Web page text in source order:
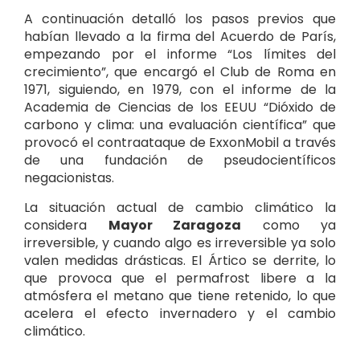
A continuación detalló los pasos previos que
habían llevado a la firma del Acuerdo de París,
empezando por el informe “Los límites del
crecimiento”, que encargó el Club de Roma en
1971, siguiendo, en 1979, con el informe de la
Academia de Ciencias de los EEUU “Dióxido de
carbono y clima: una evaluación científica” que
provocó el contraataque de ExxonMobil a través
de una fundación de pseudocientíficos
negacionistas.
La situación actual de cambio climático la
considera Mayor Zaragoza como ya
irreversible, y cuando algo es irreversible ya solo
valen medidas drásticas. El Ártico se derrite, lo
que provoca que el permafrost libere a la
atmósfera el metano que tiene retenido, lo que
acelera el efecto invernadero y el cambio
climático.